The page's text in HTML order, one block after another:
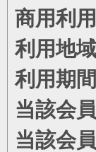
商用利
利用地
利用期
当該会
当該会